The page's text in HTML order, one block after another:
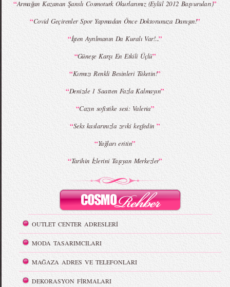
MBFWI - Giray Sepin 2015 Yaz Koleksiyonu MBFWI - Burçe Bekrek 2015 Yaz Koleksiyonu
“Armağan Kazanan Şanslı Cosmoturk Okurlarımız (Eylül 2012 Başvuruları)”
“Covid Geçirenler Spor Yapmadan Önce Doktorunuza Danışın!”
“İşten Ayrılmanın Da Kuralı Var!...”
“Güneşe Karşı En Etkili Üçlü”
“Kırmızı Renkli Besinleri Tüketin!”
“Denizde 1 Saatten Fazla Kalmayın”
“Cazın sofistike sesi: Valeria”
“Seks kaslarınızla zevki keşfedin”
“Yağları eritin”
“Tarihin İzlerini Taşıyan Merkezler”
OUTLET CENTER ADRESLERİ
MODA TASARIMCILARI
MAĞAZA ADRES VE TELEFONLARI
DEKORASYON FİRMALARI